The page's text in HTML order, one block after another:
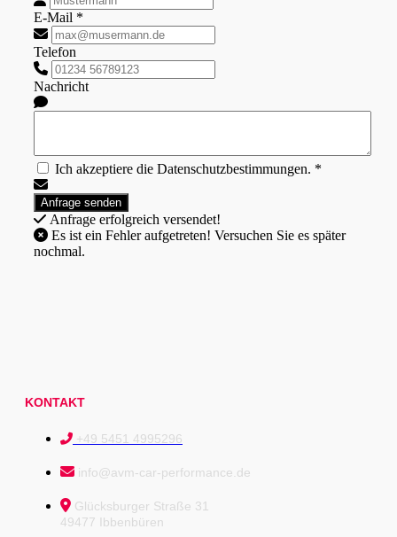
E-Mail *
Telefon
Nachricht
Ich akzeptiere die Datenschutzbestimmungen. *
Anfrage erfolgreich versendet!
nochmal.
KONTAKT
+49 5451 4995296
info@avm-car-performance.de
Glücksburger Straße 31
49477 Ibbenbüren